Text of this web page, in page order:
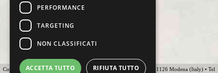
Copyright 2012 Ovunque Running s.r.l • Strada delle Fornaci 20 • 41126 Modena (Italy) • Tel
PERFORMANCE
TARGETING
NON CLASSIFICATI
ACCETTA TUTTO RIFIUTA TUTTO